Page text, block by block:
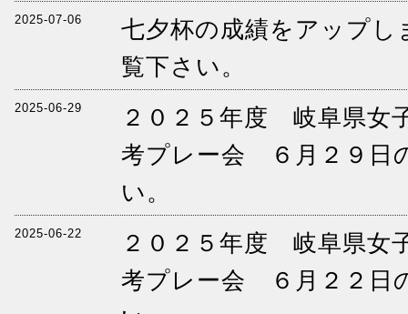
2025-07-06
七夕杯の成績をアップし
覧下さい。
2025-06-29
２０２５年度 岐阜県女
考プレー会 ６月２９日
い。
2025-06-22
２０２５年度 岐阜県女
考プレー会 ６月２２日